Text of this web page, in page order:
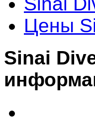
Цены
Sinai